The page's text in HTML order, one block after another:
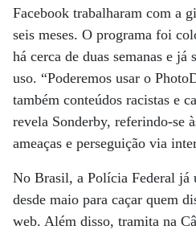
Facebook trabalharam com a
seis meses. O programa foi
há cerca de duas semanas e já
uso. “Poderemos usar o
também conteúdos racistas e
revela Sonderby, referindo-se
ameaças e perseguição via
No Brasil, a Polícia Federal já
desde maio para caçar quem
web. Além disso, tramita na